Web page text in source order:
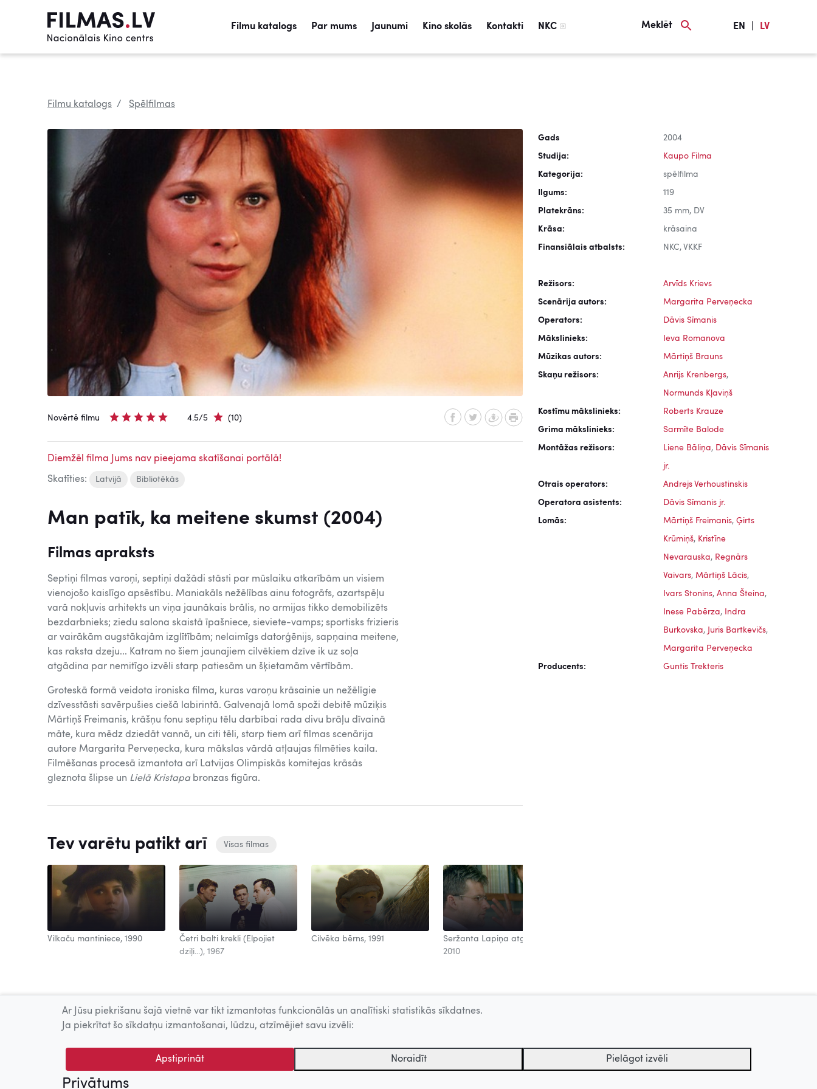
Filmu katalogs Par mums Jaunumi Kino skolās Kontakti NKC Meklēt EN LV
Filmu katalogs Spēlfilmas
Novērtē filmu 4.5/5 (10)
Diemžēl filma Jums nav pieejama skatīšanai portālā!
Skatīties: Latvijā Bibliotēkās
Man patīk, ka meitene skumst (2004)
Filmas apraksts
Septiņi filmas varoņi, septiņi dažādi stāsti par mūslaiku atkarībām un visiem
vienojošo kaislīgo apsēstību. Maniakāls nežēlības ainu fotogrāfs, azartspēļu
varā nokļuvis arhitekts un viņa jaunākais brālis, no armijas tikko demobilizēts
bezdarbnieks; ziedu salona skaistā īpašniece, sieviete-vamps; sportisks frizieris
ar vairākām augstākajām izglītībām; nelaimīgs datorģēnijs, sapņaina meitene,
kas raksta dzeju... Katram no šiem jaunajiem cilvēkiem dzīve ik uz soļa
atgādina par nemitīgo izvēli starp patiesām un šķietamām vērtībām.
Groteskā formā veidota ironiska filma, kuras varoņu krāsainie un nežēlīgie
dzīvesstāsti savērpušies ciešā labirintā. Galvenajā lomā spoži debitē mūziķis
Mārtiņš Freimanis, krāšņu fonu septiņu tēlu darbībai rada divu brāļu dīvainā
māte, kura mēdz dziedāt vannā, un citi tēli, starp tiem arī filmas scenārija
autore Margarita Perveņecka, kura mākslas vārdā atļaujas filmēties kaila.
Filmēšanas procesā izmantota arī Latvijas Olimpiskās komitejas krāsās
gleznota šlipse un Lielā Kristapa bronzas figūra.
Tev varētu patikt arī Visas filmas
Vilkaču mantiniece, 1990
Četri balti krekli (Elpojiet
dziļi...), 1967
Cilvēka bērns, 1991
Seržanta Lapiņa atgriešanās,
2010
Gads 2004
Studija: Kaupo Filma
Kategorija: spēlfilma
Ilgums: 119
Platekrāns: 35 mm, DV
Krāsa: krāsaina
Finansiālais atbalsts: NKC, VKKF
Režisors: Arvīds Krievs
Scenārija autors: Margarita Perveņecka
Operators: Dāvis Sīmanis
Mākslinieks: Ieva Romanova
Mūzikas autors: Mārtiņš Brauns
Skaņu režisors: Anrijs Krenbergs,
Normunds Kļaviņš
Kostīmu mākslinieks: Roberts Krauze
Grima mākslinieks: Sarmīte Balode
Montāžas režisors: Liene Bāliņa, Dāvis Sīmanis
jr.
Otrais operators: Andrejs Verhoustinskis
Operatora asistents: Dāvis Sīmanis jr.
Lomās: Mārtiņš Freimanis, Ģirts
Krūmiņš, Kristīne
Nevarauska, Regnārs
Vaivars, Mārtiņš Lācis,
Ivars Stonins, Anna Šteina,
Inese Pabērza, Indra
Burkovska, Juris Bartkevičs,
Margarita Perveņecka
Producents: Guntis Trekteris
© 2026 Nacionālais Kino centrs, Kultūras informācijas sistēmu centrs. Sadarbības partneris: Latvijas Valsts kinofotofonodokumentu arhīvs.
Ar Jūsu piekrišanu šajā vietnē var tikt izmantotas funkcionālās un analītiski statistikās sīkdatnes.
Ja piekrītat šo sīkdatņu izmantošanai, lūdzu, atzīmējiet savu izvēli:
Apstiprināt Noraidīt Pielāgot izvēli
Privātums